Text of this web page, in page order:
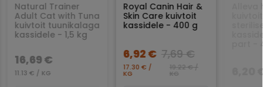
Natural Trainer
Adult Cat with Tuna
kuivtoit tuunikalaga
kassidele - 1,5 kg
16,69 €
11.13 € / KG
Royal Canin Hair &
Skin Care kuivtoit
kassidele - 400 g
6,92 € 7,69 €
17.30 € /
KG
19.22 € /
KG
part -
6,20